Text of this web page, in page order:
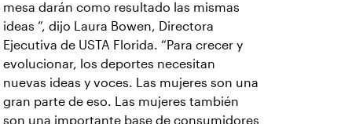
mesa darán como resultado las mismas
ideas ”, dijo Laura Bowen, Directora
Ejecutiva de USTA Florida. “Para crecer y
evolucionar, los deportes necesitan
nuevas ideas y voces. Las mujeres son una
gran parte de eso. Las mujeres también
son una importante base de consumidores